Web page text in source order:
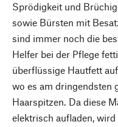
Sprödigkeit und
sowie Bürsten mit
sind immer noch die
Helfer bei der Pflege
überflüssige Hautfett
wo es am dringendsten
Haarspitzen. Da diese
elektrisch aufladen,